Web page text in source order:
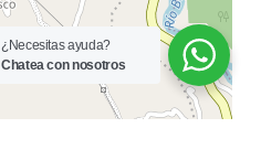
Cerca A Iglesias
¿Necesitas ayuda?
Chatea con nosotros